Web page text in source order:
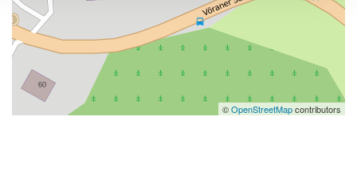
©OpenStreetMapcontributors